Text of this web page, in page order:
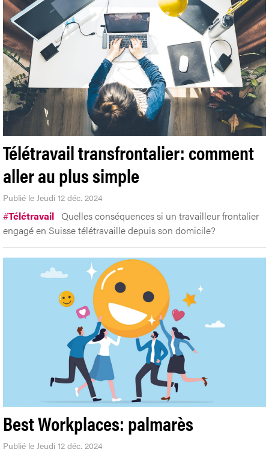
Télétravail transfrontalier: comment
aller au plus simple
Publié le Jeudi 12 déc. 2024
#Télétravail Quelles conséquences si un travailleur frontalier
engagé en Suisse télétravaille depuis son domicile?
Best Workplaces: palmarès
Publié le Jeudi 12 déc. 2024